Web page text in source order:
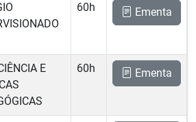
60h Ementa
E
60h Ementa